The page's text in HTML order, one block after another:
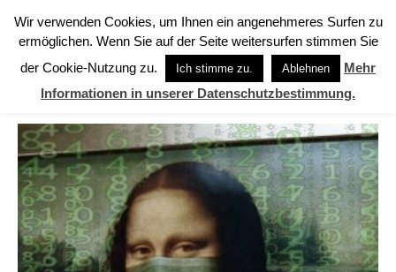
Start Schlagworte Schätzlein
SCHLAGWORTE: Schätzlein
Wir verwenden Cookies, um Ihnen ein angenehmeres Surfen zu
ermöglichen. Wenn Sie auf der Seite weitersurfen stimmen Sie
der Cookie-Nutzung zu.
Ich stimme zu. Ablehnen
Mehr
Informationen in unserer Datenschutzbestimmung.